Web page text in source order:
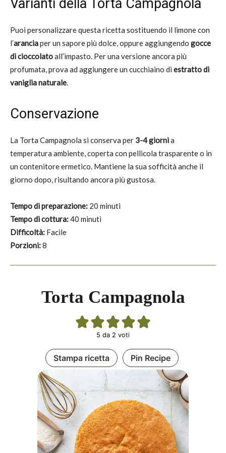
Varianti della Torta Campagnola
Puoi personalizzare questa ricetta sostituendo il limone con
l’aranciaper un sapore più dolce, oppure aggiungendo gocce
di cioccolatoall’impasto. Per una versione ancora più
profumata, prova ad aggiungere un cucchiaino di estratto di
vaniglia naturale.
Conservazione
La Torta Campagnola si conserva per 3-4 giornia
temperatura ambiente, coperta con pellicola trasparente o in
un contenitore ermetico. Mantiene la sua sofficità anche il
giorno dopo, risultando ancora più gustosa.
Tempo di preparazione: 20 minuti
Tempo di cottura:40 minuti
Difficoltà: Facile
Porzioni:8
Torta Campagnola
5 da 2 voti
Stampa ricetta Pin Recipe